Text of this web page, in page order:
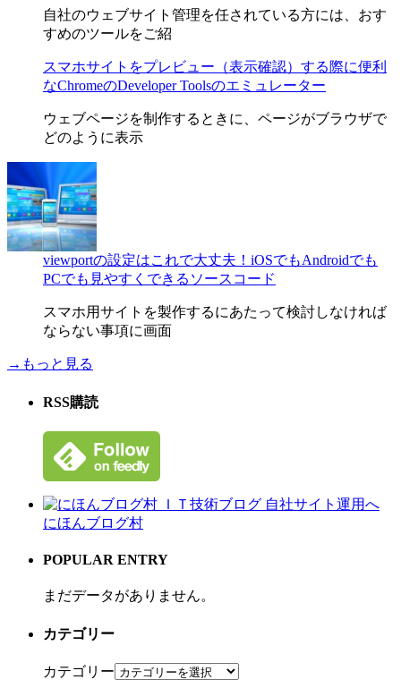
自社のウェブサイト管理を任されている方には、おす
すめのツールをご紹
スマホサイトをプレビュー（表示確認）する際に便利
なChromeのDeveloper Toolsのエミュレーター
ウェブページを制作するときに、ページがブラウザで
どのように表示
viewportの設定はこれで大丈夫！iOSでもAndroidでも
PCでも見やすくできるソースコード
スマホ用サイトを製作するにあたって検討しなければ
ならない事項に画面
→もっと見る
RSS購読
にほんブログ村
POPULAR ENTRY
まだデータがありません。
カテゴリー
カテゴリー